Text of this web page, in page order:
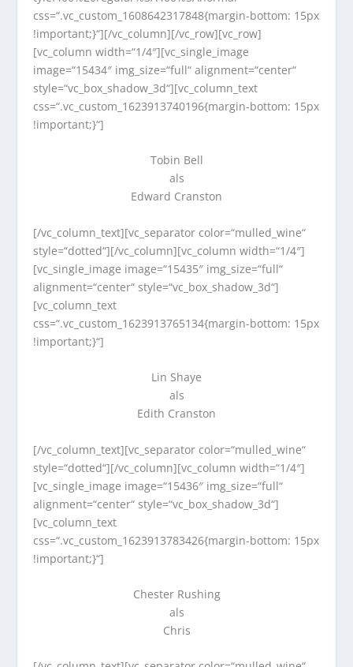
css=“.vc_custom_1608642317848{margin-bottom: 15px
!important;}“][/vc_column][/vc_row][vc_row]
[vc_column width=“1/4″][vc_single_image
image=“15434″ img_size=“full“ alignment=“center“
style=“vc_box_shadow_3d“][vc_column_text
css=“.vc_custom_1623913740196{margin-bottom: 15px
!important;}“]
Tobin Bell
als
Edward Cranston
[/vc_column_text][vc_separator color=“mulled_wine“
style=“dotted“][/vc_column][vc_column width=“1/4″]
[vc_single_image image=“15435″ img_size=“full“
alignment=“center“ style=“vc_box_shadow_3d“]
[vc_column_text
css=“.vc_custom_1623913765134{margin-bottom: 15px
!important;}“]
Lin Shaye
als
Edith Cranston
[/vc_column_text][vc_separator color=“mulled_wine“
style=“dotted“][/vc_column][vc_column width=“1/4″]
[vc_single_image image=“15436″ img_size=“full“
alignment=“center“ style=“vc_box_shadow_3d“]
[vc_column_text
css=“.vc_custom_1623913783426{margin-bottom: 15px
!important;}“]
Chester Rushing
als
Chris